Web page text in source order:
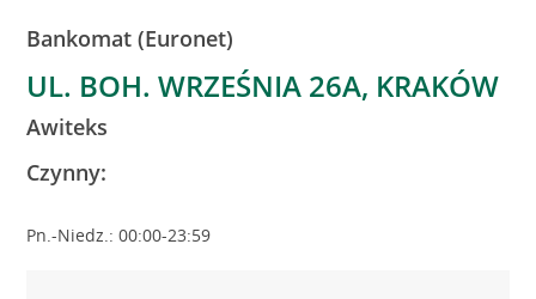
Bankomat (Euronet)
UL. BOH. WRZEŚNIA 26A, KRAKÓW
Awiteks
Czynny:
Pn.-Niedz.: 00:00-23:59